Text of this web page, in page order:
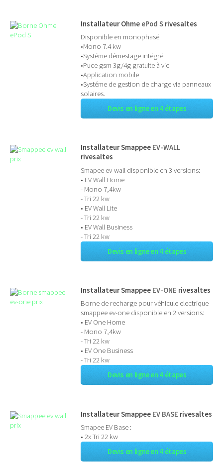
Installateur Ohme ePod S rivesaltes
Disponible en monophasé
•Mono 7.4 kw
•Systéme démestage intégré
•Puce gsm 3g/4g gratuite à vie
•Application mobile
•Systéme de gestion de charge via panneaux
solaires.
Devis en ligne en 4 étapes
Installateur Smappee EV-WALL
rivesaltes
Smapee ev-wall disponible en 3 versions:
• EV Wall Home
- Mono 7,4kw
- Tri 22 kw
• EV Wall Lite
- Tri 22 kw
• EV Wall Business
- Tri 22 kw
Devis en ligne en 4 étapes
Installateur Smappee EV-ONE rivesaltes
Borne de recharge pour véhicule electrique
smappee ev-one disponible en 2 versions:
• EV One Home
- Mono 7,4kw
- Tri 22 kw
• EV One Business
- Tri 22 kw
Devis en ligne en 4 étapes
Installateur Smappee EV BASE rivesaltes
Smapee EV Base :
• 2x Tri 22 kw
Devis en ligne en 4 étapes